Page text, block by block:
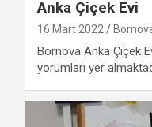
Anka Çiçek Evi
16 Mart 2022
Bornova Anka Çiçek
yorumları yer